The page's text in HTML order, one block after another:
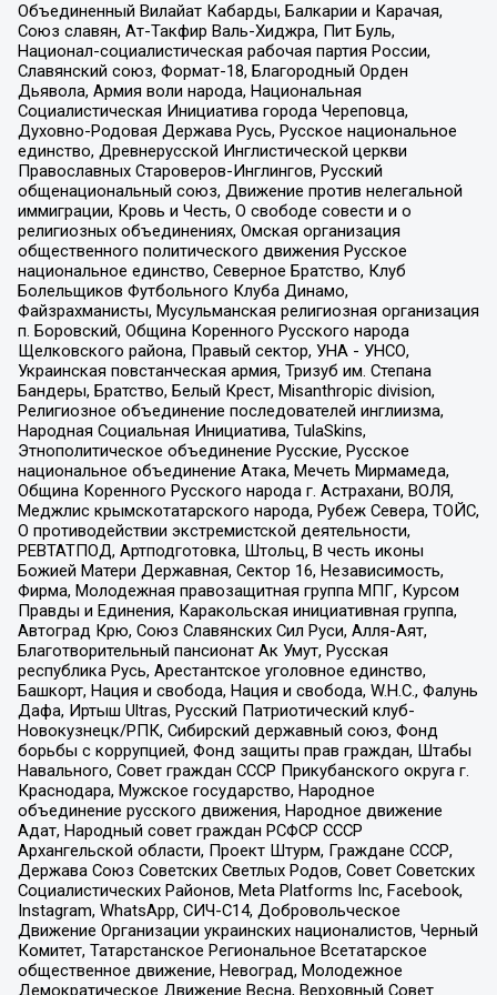
Объединенный Вилайат Кабарды, Балкарии и Карачая,
Союз славян, Ат-Такфир Валь-Хиджра, Пит Буль,
Национал-социалистическая рабочая партия России,
Славянский союз, Формат-18, Благородный Орден
Дьявола, Армия воли народа, Национальная
Социалистическая Инициатива города Череповца,
Духовно-Родовая Держава Русь, Русское национальное
единство, Древнерусской Инглистической церкви
Православных Староверов-Инглингов, Русский
общенациональный союз, Движение против нелегальной
иммиграции, Кровь и Честь, О свободе совести и о
религиозных объединениях, Омская организация
общественного политического движения Русское
национальное единство, Северное Братство, Клуб
Болельщиков Футбольного Клуба Динамо,
Файзрахманисты, Мусульманская религиозная организация
п. Боровский, Община Коренного Русского народа
Щелковского района, Правый сектор, УНА - УНСО,
Украинская повстанческая армия, Тризуб им. Степана
Бандеры, Братство, Белый Крест, Misanthropic division,
Религиозное объединение последователей инглиизма,
Народная Социальная Инициатива, TulaSkins,
Этнополитическое объединение Русские, Русское
национальное объединение Атака, Мечеть Мирмамеда,
Община Коренного Русского народа г. Астрахани, ВОЛЯ,
Меджлис крымскотатарского народа, Рубеж Севера, ТОЙС,
О противодействии экстремистской деятельности,
РЕВТАТПОД, Артподготовка, Штольц, В честь иконы
Божией Матери Державная, Сектор 16, Независимость,
Фирма, Молодежная правозащитная группа МПГ, Курсом
Правды и Единения, Каракольская инициативная группа,
Автоград Крю, Союз Славянских Сил Руси, Алля-Аят,
Благотворительный пансионат Ак Умут, Русская
республика Русь, Арестантское уголовное единство,
Башкорт, Нация и свобода, Нация и свобода, W.H.С., Фалунь
Дафа, Иртыш Ultras, Русский Патриотический клуб-
Новокузнецк/РПК, Сибирский державный союз, Фонд
борьбы с коррупцией, Фонд защиты прав граждан, Штабы
Навального, Совет граждан СССР Прикубанского округа г.
Краснодара, Мужское государство, Народное
объединение русского движения, Народное движение
Адат, Народный совет граждан РСФСР СССР
Архангельской области, Проект Штурм, Граждане СССР,
Держава Союз Советских Светлых Родов, Совет Советских
Социалистических Районов, Meta Platforms Inc, Facebook,
Instagram, WhatsApp, СИЧ-С14, Добровольческое
Движение Организации украинских националистов, Черный
Комитет, Татарстанское Региональное Всетатарское
общественное движение, Невоград, Молодежное
Демократическое Движение Весна, Верховный Совет